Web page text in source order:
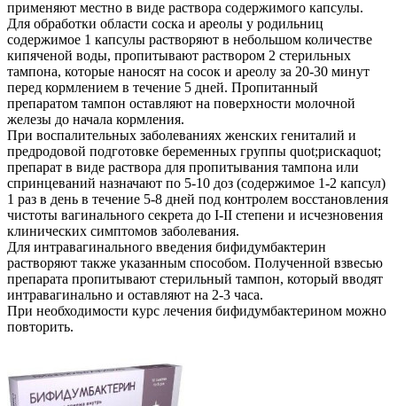
применяют местно в виде раствора содержимого капсулы.
Для обработки области соска и ареолы у родильниц
содержимое 1 капсулы растворяют в небольшом количестве
кипяченой воды, пропитывают раствором 2 стерильных
тампона, которые наносят на сосок и ареолу за 20-30 минут
перед кормлением в течение 5 дней. Пропитанный
препаратом тампон оставляют на поверхности молочной
железы до начала кормления.
При воспалительных заболеваниях женских гениталий и
предродовой подготовке беременных группы quot;рискаquot;
препарат в виде раствора для пропитывания тампона или
спринцеваний назначают по 5-10 доз (содержимое 1-2 капсул)
1 раз в день в течение 5-8 дней под контролем восстановления
чистоты вагинального секрета до I-II степени и исчезновения
клинических симптомов заболевания.
Для интравагинального введения бифидумбактерин
растворяют также указанным способом. Полученной взвесью
препарата пропитывают стерильный тампон, который вводят
интравагинально и оставляют на 2-3 часа.
При необходимости курс лечения бифидумбактерином можно
повторить.